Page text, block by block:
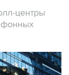
центры